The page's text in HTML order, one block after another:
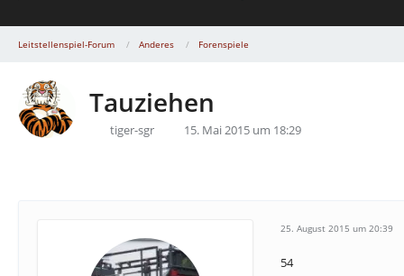
Leitstellenspiel-Forum Anderes Forenspiele
Tauziehen
tiger-sgr 15. Mai 2015 um 18:29
25. August 2015 um 20:39
54